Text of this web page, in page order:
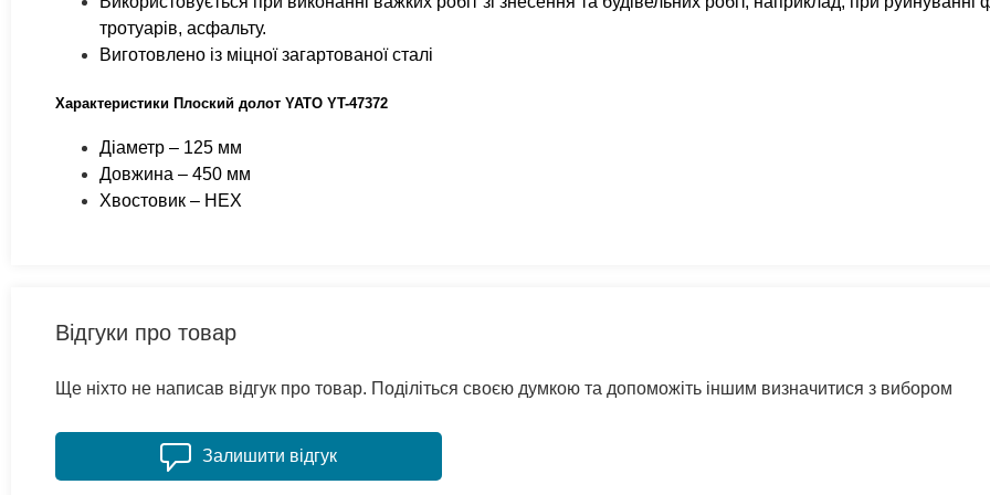
тротуарів, асфальту.
Виготовлено із міцної загартованої сталі
Характеристики Плоский долот YATO YT-47372
Діаметр – 125 мм
Довжина – 450 мм
Хвостовик – HEX
Відгуки про товар
Ще ніхто не написав відгук про товар. Поділіться своєю думкою та допоможіть іншим визначитися з вибором
Залишити відгук